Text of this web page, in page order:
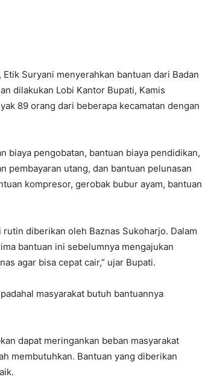
Suryani menyerahkan bantuan dari Badan
dilakukan Lobi Kantor Bupati, Kamis
89 orang dari beberapa kecamatan dengan
biaya pengobatan, bantuan biaya pendidikan,
pembayaran utang, dan bantuan pelunasan
kompresor, gerobak bubur ayam, bantuan
diberikan oleh Baznas Sukoharjo. Dalam
bantuan ini sebelumnya mengajukan
agar bisa cepat cair,” ujar Bupati.
masyarakat butuh bantuannya
dapat meringankan beban masyarakat
membutuhkan. Bantuan yang diberikan